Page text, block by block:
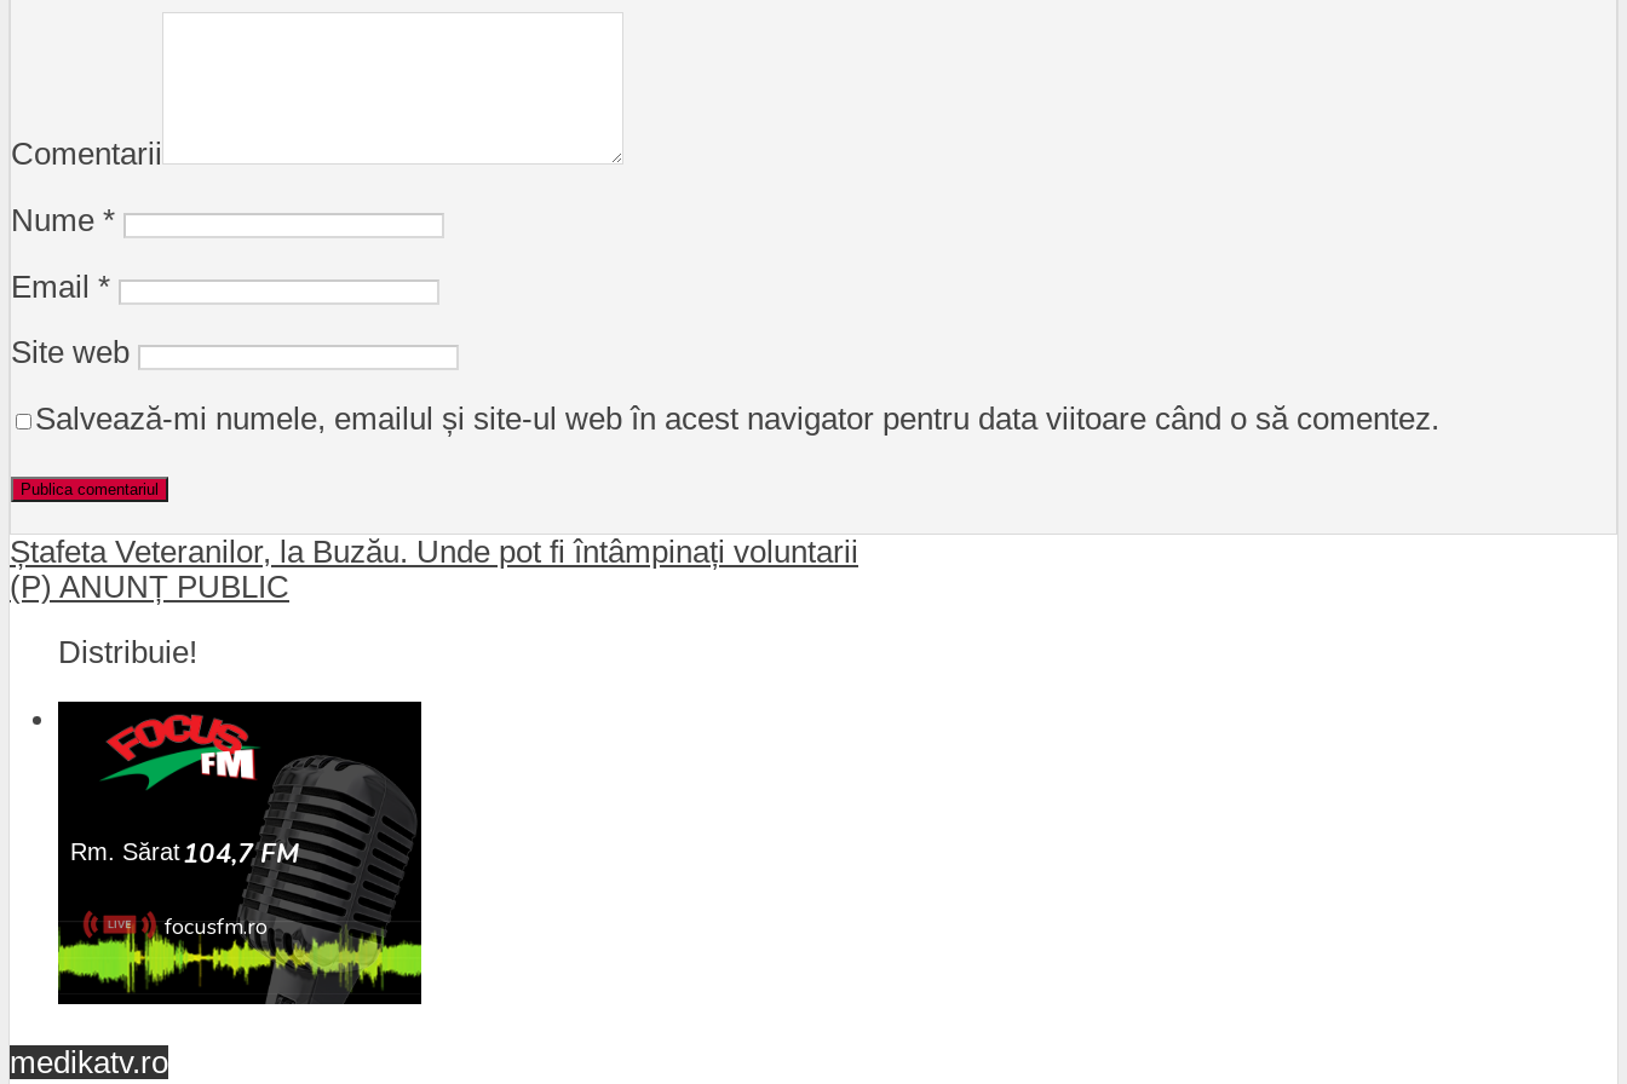
Comentarii
Nume *
Email *
Site web
Salvează-mi numele, emailul și site-ul web în acest navigator pentru data viitoare când o să comentez.
Ștafeta Veteranilor, la Buzău. Unde pot fi întâmpinați voluntarii
(P) ANUNȚ PUBLIC
Distribuie!
medikatv.ro